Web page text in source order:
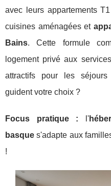
avec leurs appartements
cuisines aménagées et
Bains. Cette formule
logement privé aux
attractifs pour
les
guident votre choix ?
Focus pratique : l'
basque s'adapte aux
!